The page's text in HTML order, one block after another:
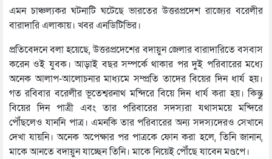
এমন চাঞ্চল্যকর ঘটনাটি ঘটেছে ভারতের উত্তরপ্রদেশ রাজ্যের বরেলীর
বারাদারি এলাকায়। খবর এনডিটিভির।
প্রতিবেদনে বলা হয়েছে, উত্তরপ্রদেশের বদায়ুন জেলার বারাদারিতে বসবাস
করেন ওই যুবক। আড়াই বছর সম্পর্কে থাকার পর দুই পরিবারের মধ্যে
অনেক আলাপ-আলোচনার মাধ্যমে সম্প্রতি তাদের বিয়ের দিন ধার্য হয়।
গত রবিবার বরেলীর ভূতেশ্বরনাথ মন্দিরে বিয়ে দিন ধার্য করা হয়। কিন্তু
বিয়ের দিন পাত্রী এবং তার পরিবারের সদস্যরা যথাসময়ে মন্দিরে
পৌঁছলেও যাননি পাত্র। এমনকি তার পরিবারের অন্য সদস্যদেরও সেখানে
দেখা যায়নি। অনেক অপেক্ষার পর পাত্রকে ফোন করা হলে, তিনি জানান,
মাকে আনতে বদায়ুন যাচ্ছেন তিনি। মাকে নিয়েই পৌঁছে যাবেন মণ্ডপে।